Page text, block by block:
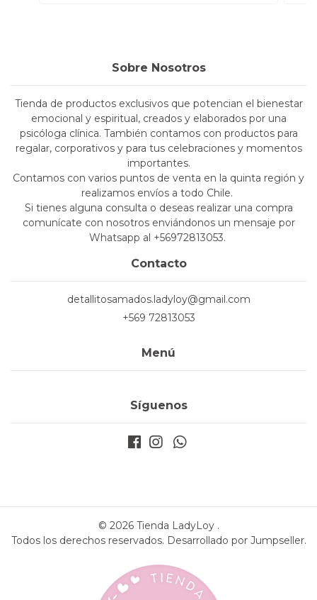
Sobre Nosotros
Tienda de productos exclusivos que potencian el bienestar
emocional y espiritual, creados y elaborados por una
psicóloga clínica. También contamos con productos para
regalar, corporativos y para tus celebraciones y momentos
importantes.
Contamos con varios puntos de venta en la quinta región y
realizamos envíos a todo Chile.
Si tienes alguna consulta o deseas realizar una compra
comunícate con nosotros enviándonos un mensaje por
Whatsapp al +56972813053.
Contacto
detallitosamados.ladyloy@gmail.com
+569 72813053
Menú
Síguenos
© 2026 Tienda LadyLoy .
Todos los derechos reservados. Desarrollado por Jumpseller.